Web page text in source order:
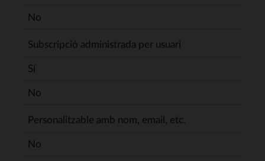
No
Subscripció administrada per usuari
Sí
No
Personalitzable amb nom, email, etc.
No